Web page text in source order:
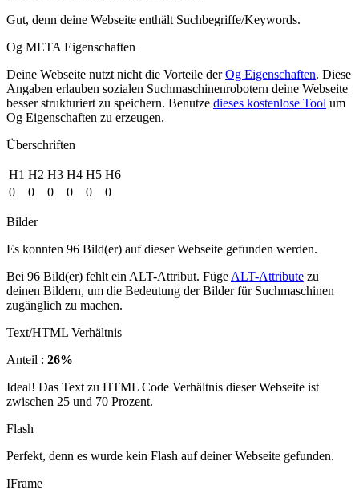
Gut, denn deine Webseite enthält Suchbegriffe/Keywords.
Og META Eigenschaften
Deine Webseite nutzt nicht die Vorteile derOg Eigenschaften. Diese
Angaben erlauben sozialen Suchmaschinenrobotern deine Webseite
besser strukturiert zu speichern. Benutze dieses kostenlose Tool um
Og Eigenschaften zu erzeugen.
Überschriften
H1 H2 H3 H4 H5 H6
0
0 0 0 0 0
Bilder
Es konnten 96 Bild(er) auf dieser Webseite gefunden werden.
Bei 96 Bild(er) fehlt ein ALT-Attribut. Füge ALT-Attribute zu
deinen Bildern, um die Bedeutung der Bilder für Suchmaschinen
zugänglich zu machen.
Text/HTML Verhältnis
Anteil : 26%
Ideal! Das Text zu HTML Code Verhältnis dieser Webseite ist
zwischen 25 und 70 Prozent.
Flash
Perfekt, denn es wurde kein Flash auf deiner Webseite gefunden.
IFrame